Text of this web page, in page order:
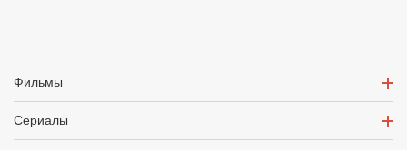
Фильмы
Сериалы